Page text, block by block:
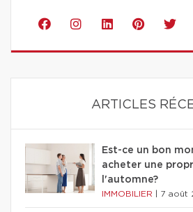
ARTICLES
Est-ce un bon
acheter une
l'automne?
IMMOBILIER 7 août